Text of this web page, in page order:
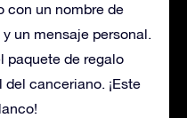
con un nombre de
un mensaje personal.
paquete de regalo
canceriano. ¡Este